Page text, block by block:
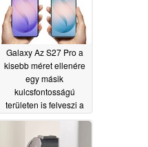
Galaxy Az S27 Pro a
kisebb méret ellenére
egy másik
kulcsfontosságú
területen is felveszi a